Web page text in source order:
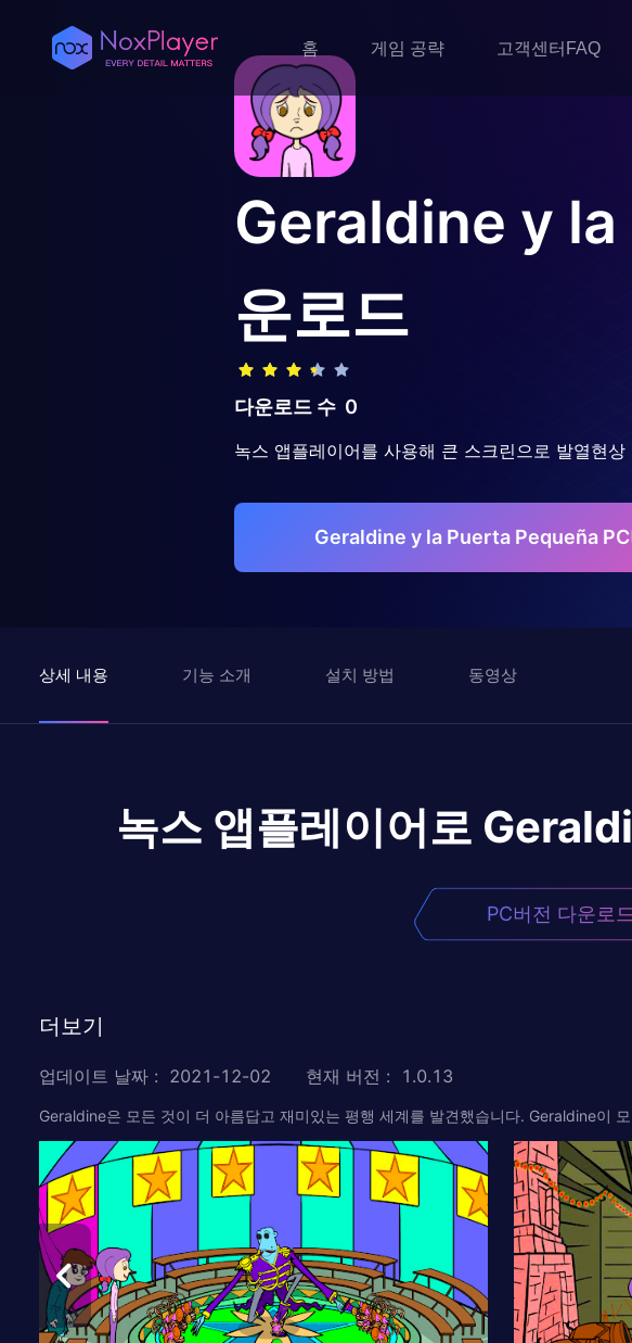
홈 게임 공략 고객센터FAQ
Geraldine y
운로드
다운로드 수 0
녹스 앱플레이어를 사용해 큰 스크린으로 발열현
Geraldine y la Puerta Pequeña PC
상세 내용 기능 소개 설치 방법 동영상
녹스 앱플레이어로
PC버전 다운로드
더보기
업데이트 날짜 : 2021-12-02 현재 버전 : 1.0.13
Geraldine은 모든 것이 더 아름답고 재미있는 평행 세계를 발견했습니다. Geraldine이